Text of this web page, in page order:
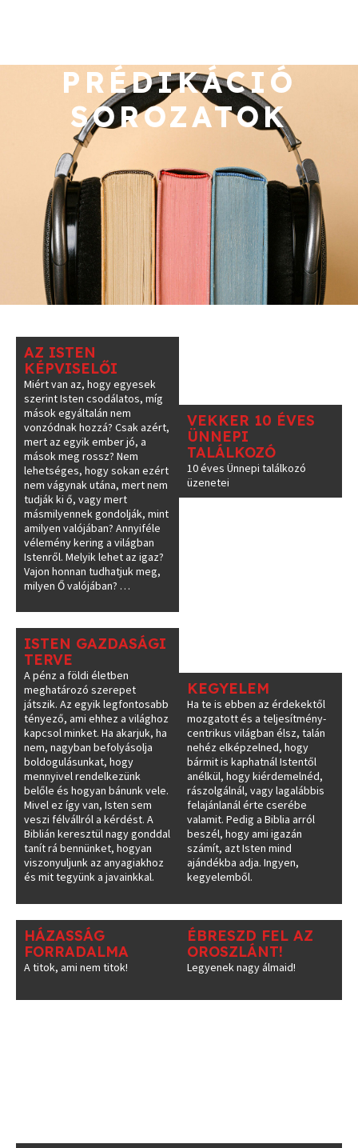
PRÉDIKÁCIÓ
SOROZATOK
AZ ISTEN
KÉPVISELŐI
Miért van az, hogy egyesek
szerint Isten csodálatos, míg
mások egyáltalán nem
vonzódnak hozzá? Csak azért,
mert az egyik ember jó, a
mások meg rossz? Nem
lehetséges, hogy sokan ezért
nem vágynak utána, mert nem
tudják ki ő, vagy mert
másmilyennek gondolják, mint
amilyen valójában? Annyiféle
vélemény kering a világban
Istenről. Melyik lehet az igaz?
Vajon honnan tudhatjuk meg,
milyen Ő valójában? …
VEKKER 10 ÉVES
ÜNNEPI
TALÁLKOZÓ
10 éves Ünnepi találkozó
üzenetei
ISTEN GAZDASÁGI
TERVE
A pénz a földi életben
meghatározó szerepet
játszik. Az egyik legfontosabb
tényező, ami ehhez a világhoz
kapcsol minket. Ha akarjuk, ha
nem, nagyban befolyásolja
boldogulásunkat, hogy
mennyivel rendelkezünk
belőle és hogyan bánunk vele.
Mivel ez így van, Isten sem
veszi félvállról a kérdést. A
Biblián keresztül nagy gonddal
tanít rá bennünket, hogyan
viszonyuljunk az anyagiakhoz
és mit tegyünk a javainkkal.
KEGYELEM
Ha te is ebben az érdekektől
mozgatott és a teljesítmény-
centrikus világban élsz, talán
nehéz elképzelned, hogy
bármit is kaphatnál Istentől
anélkül, hogy kiérdemelnéd,
rászolgálnál, vagy lagalábbis
felajánlanál érte cserébe
valamit. Pedig a Biblia arról
beszél, hogy ami igazán
számít, azt Isten mind
ajándékba adja. Ingyen,
kegyelemből.
HÁZASSÁG
FORRADALMA
A titok, ami nem titok!
ÉBRESZD FEL AZ
OROSZLÁNT!
Legyenek nagy álmaid!